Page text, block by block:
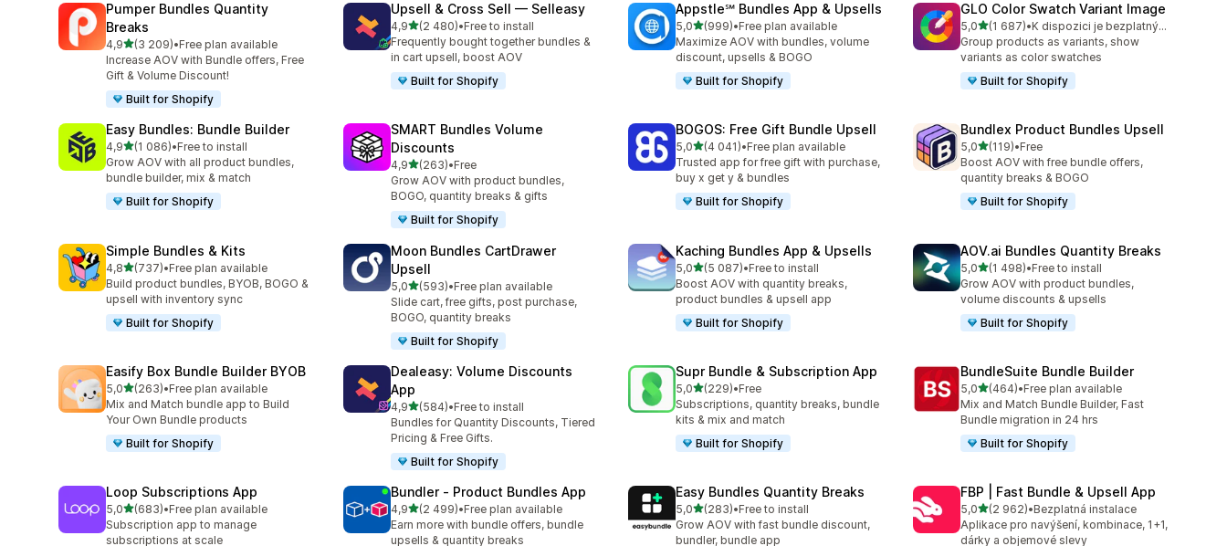
Pumper Bundles Quantity
Breaks
4,9z 5 hvězd
(3 209)
Celkový počet recenzí: 3209
•Free plan available
Increase AOV with Bundle offers, Free
Gift & Volume Discount!
Built for Shopify
Upsell & Cross Sell — Selleasy
4,9z 5 hvězd
(2 480)
Celkový počet recenzí: 2480
•Free to install
Frequently bought together bundles &
in cart upsell, boost AOV
Built for Shopify
Appstle℠ Bundles App & Upsells
5,0z 5 hvězd
(999)
Celkový počet recenzí: 999
•Free plan available
Maximize AOV with bundles, volume
discount, upsells & BOGO
Built for Shopify
GLO Color Swatch Variant Image
5,0z 5 hvězd
(1 687)
Celkový počet recenzí: 1687
•
K dispozici je bezplatný plán
Group products as variants, show
variants as color swatches
Built for Shopify
Easy Bundles: Bundle Builder
4,9z 5 hvězd
(1 086)
Celkový počet recenzí: 1086
•Free to install
Grow AOV with all product bundles,
bundle builder, mix & match
Built for Shopify
SMART Bundles Volume
Discounts
4,9z 5 hvězd
(263)
Celkový počet recenzí: 263
•Free
Grow AOV with product bundles,
BOGO, quantity breaks & gifts
Built for Shopify
BOGOS: Free Gift Bundle Upsell
5,0z 5 hvězd
(4 041)
Celkový počet recenzí: 4041
•Free plan available
Trusted app for free gift with purchase,
buy x get y & bundles
Built for Shopify
Bundlex Product Bundles Upsell
5,0z 5 hvězd
(119)
Celkový počet recenzí: 119
•Free
Boost AOV with free bundle offers,
quantity breaks & BOGO
Built for Shopify
Simple Bundles & Kits
4,8z 5 hvězd
(737)
Celkový počet recenzí: 737
•Free plan available
Build product bundles, BYOB, BOGO &
upsell with inventory sync
Built for Shopify
Moon Bundles CartDrawer
Upsell
5,0z 5 hvězd
(593)
Celkový počet recenzí: 593
•Free plan available
Slide cart, free gifts, post purchase,
BOGO, quantity breaks
Built for Shopify
Kaching Bundles App & Upsells
5,0z 5 hvězd
(5 087)
Celkový počet recenzí: 5087
•Free to install
Boost AOV with quantity breaks,
product bundles & upsell app
Built for Shopify
AOV.ai Bundles Quantity Breaks
5,0z 5 hvězd
(1 498)
Celkový počet recenzí: 1498
•Free to install
Grow AOV with product bundles,
volume discounts & upsells
Built for Shopify
Easify Box Bundle Builder BYOB
5,0z 5 hvězd
(263)
Celkový počet recenzí: 263
•Free plan available
Mix and Match bundle app to Build
Your Own Bundle products
Built for Shopify
Dealeasy: Volume Discounts
App
4,9z 5 hvězd
(584)
Celkový počet recenzí: 584
•Free to install
Bundles for Quantity Discounts, Tiered
Pricing & Free Gifts.
Built for Shopify
Supr Bundle & Subscription App
5,0z 5 hvězd
(229)
Celkový počet recenzí: 229
•Free
Subscriptions, quantity breaks, bundle
kits & mix and match
Built for Shopify
BundleSuite Bundle Builder
5,0z 5 hvězd
(464)
Celkový počet recenzí: 464
•Free plan available
Mix and Match Bundle Builder, Fast
Bundle migration in 24 hrs
Built for Shopify
Loop Subscriptions App
5,0z 5 hvězd
(683)
Celkový počet recenzí: 683
•Free plan available
Subscription app to manage
subscriptions at scale
Bundler ‑ Product Bundles App
4,9z 5 hvězd
(2 499)
Celkový počet recenzí: 2499
•Free plan available
Earn more with bundle offers, bundle
upsells & quantity breaks
Easy Bundles Quantity Breaks
5,0z 5 hvězd
(283)
Celkový počet recenzí: 283
•Free to install
Grow AOV with fast bundle discount,
bundler, bundle app
FBP | Fast Bundle & Upsell App
5,0z 5 hvězd
(2 962)
Celkový počet recenzí: 2962
•Bezplatná instalace
Aplikace pro navýšení, kombinace, 1+1,
dárky a objemové slevy